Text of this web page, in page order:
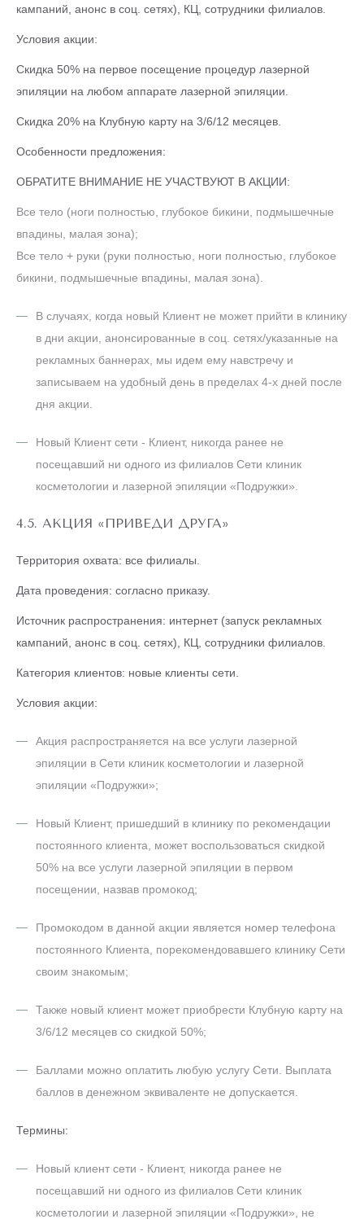
кампаний, анонс в соц. сетях), КЦ, сотрудники филиалов.
Условия акции:
Скидка 50% на первое посещение процедур лазерной
эпиляции на любом аппарате лазерной эпиляции.
Скидка 20% на Клубную карту на 3/6/12 месяцев.
Особенности предложения:
ОБРАТИТЕ ВНИМАНИЕ НЕ УЧАСТВУЮТ В АКЦИИ:
Все тело (ноги полностью, глубокое бикини, подмышечные
впадины, малая зона);
Все тело + руки (руки полностью, ноги полностью, глубокое
бикини, подмышечные впадины, малая зона).
В случаях, когда новый Клиент не может прийти в клинику
в дни акции, анонсированные в соц. сетях/указанные на
рекламных баннерах, мы идем ему навстречу и
записываем на удобный день в пределах 4-х дней после
дня акции.
Новый Клиент сети - Клиент, никогда ранее не
посещавший ни одного из филиалов Сети клиник
косметологии и лазерной эпиляции «Подружки».
4.5. АКЦИЯ «ПРИВЕДИ ДРУГА»
Территория охвата: все филиалы.
Дата проведения: согласно приказу.
Источник распространения: интернет (запуск рекламных
кампаний, анонс в соц. сетях), КЦ, сотрудники филиалов.
Категория клиентов: новые клиенты сети.
Условия акции:
Акция распространяется на все услуги лазерной
эпиляции в Сети клиник косметологии и лазерной
эпиляции «Подружки»;
Новый Клиент, пришедший в клинику по рекомендации
постоянного клиента, может воспользоваться скидкой
50% на все услуги лазерной эпиляции в первом
посещении, назвав промокод;
Промокодом в данной акции является номер телефона
постоянного Клиента, порекомендовавшего клинику Сети
своим знакомым;
Также новый клиент может приобрести Клубную карту на
3/6/12 месяцев со скидкой 50%;
Баллами можно оплатить любую услугу Сети. Выплата
баллов в денежном эквиваленте не допускается.
Термины:
Новый клиент сети - Клиент, никогда ранее не
посещавший ни одного из филиалов Сети клиник
косметологии и лазерной эпиляции «Подружки», не